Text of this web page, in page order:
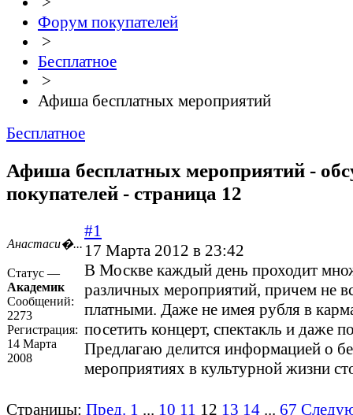
Форум покупателей
>
Бесплатное
>
Афиша бесплатных мероприятий
Бесплатное
Афиша бесплатных мероприятий -
покупателей - страница 12
Анастаси�...
Статус —
Академик
Сообщений:
2273
Регистрация:
14 Марта
2008
#1
17 Марта 2012 в 23:42
В Москве каждый день проходит
различных мероприятий, причем не
платными. Даже не имея рубля в
посетить концерт, спектакль и даже
Предлагаю делится информацией о
мероприятиях в культурной жизни
Страницы: Пред. 1 ... 10 11 12 13 14 ... 67